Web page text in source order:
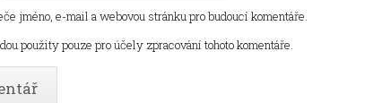
jméno, e-mail a webovou stránku pro budoucí komentáře.
použity pouze pro účely zpracování tohoto komentáře.